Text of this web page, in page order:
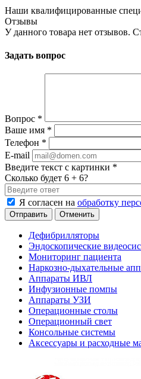
Наши квалифицированные
Отзывы
У данного товара нет отзывов.
Задать вопрос
Вопрос *
Ваше имя *
Телефон *
E-mail
Введите текст с картинки *
Сколько будет 6 + 6?
Я согласен на обработку
Отменить
Дефибрилляторы
Эндоскопические
Мониторинг пациента
Наркозно-дыхательные
Аппараты ИВЛ
Инфузионные помпы
Аппараты УЗИ
Операционные столы
Операционный свет
Консольные системы
Аксессуары и расходные